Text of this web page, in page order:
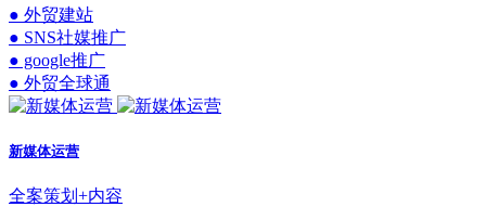
● 外贸建站
● SNS社媒推广
● google推广
● 外贸全球通
新媒体运营
全案策划+内容